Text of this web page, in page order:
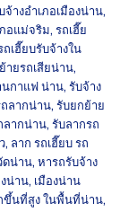
จ้างอำเภอเมืองน่าน,
อแม่จริม,รถเฮี๊ย
ถเฮี๊ยบรับจ้างใน
ายรถเสียน่าน,
นกาแฟ น่าน,รับจ้าง
ถลากน่าน,รับยกย้าย
ลากน่าน,รับลากรถ
, ลาก รถเฮี๊ยบ รถ
ดน่าน,หารถรับจ้าง
งน่าน, เมืองน่าน
ขึ้นที่สูง ในพื้นที่น่าน,